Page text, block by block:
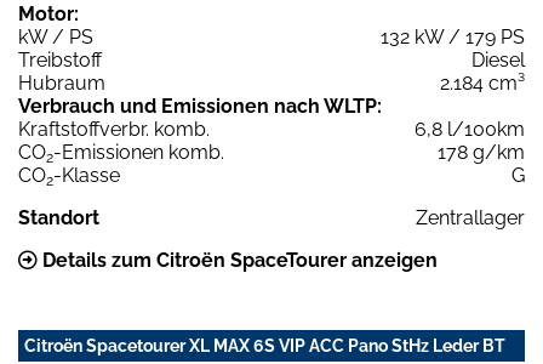
Motor:
kW / PS
132 kW / 179 PS
Treibstoff
Diesel
Hubraum
2.184 cm³
Verbrauch und Emissionen nach WLTP:
Kraftstoffverbr. komb.
6,8 l/100km
CO2-Emissionen komb.
178 g/km
CO2-Klasse
G
Standort
Zentrallager
Details zum Citroën SpaceTourer anzeigen
Citroën Spacetourer XL MAX 6S VIP ACC Pano StHz Leder BT